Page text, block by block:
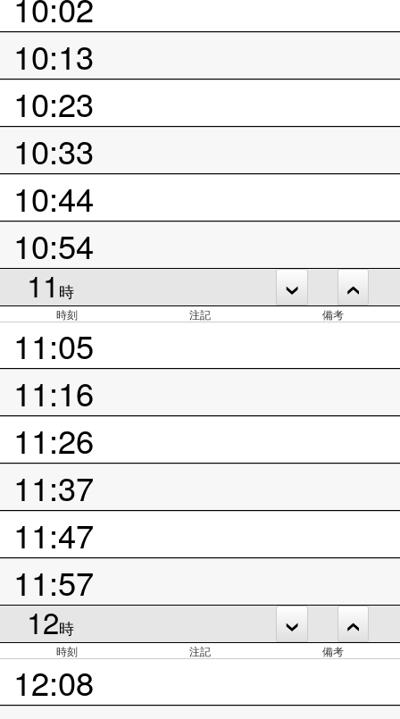
10:13
10:23
10:33
10:44
10:54
11 時
時刻 注記 備考
11:05
11:16
11:26
11:37
11:47
11:57
12時
時刻 注記 備考
12:08